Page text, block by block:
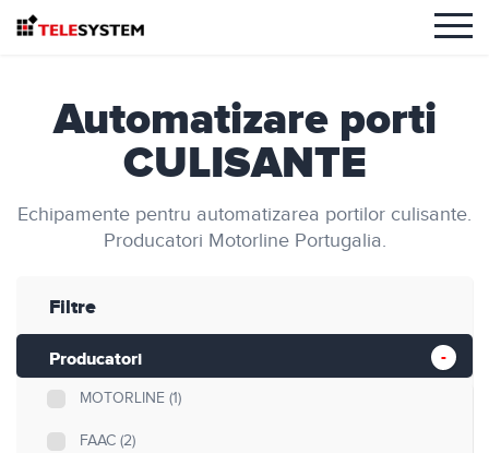
Automatizare porti
CULISANTE
Echipamente pentru automatizarea portilor culisante.
Producatori Motorline Portugalia.
Filtre
Producatori
MOTORLINE (1)
FAAC (2)